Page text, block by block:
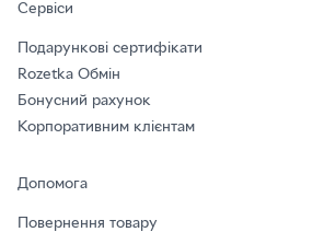
Сервіси
Подарункові сертифікати
Rozetka Обмін
Бонусний рахунок
Корпоративним клієнтам
Допомога
Повернення товару